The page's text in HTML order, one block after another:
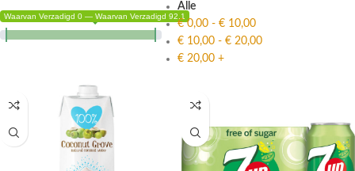
Waarvan Verzadigd 0 — Waarvan Verzadigd 92.1
Alle
€0,00 - € 10,00
€ 10,00 - € 20,00
€ 20,00 +